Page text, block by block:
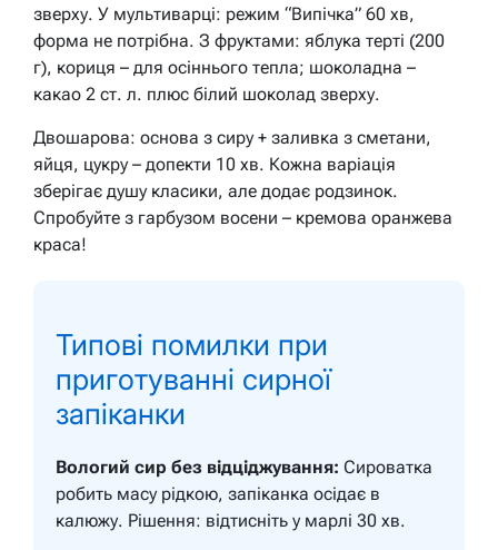
зверху. У мультиварці: режим “Випічка” 60 хв,
форма не потрібна. З фруктами: яблука терті (200
г), кориця – для осіннього тепла; шоколадна –
какао 2 ст. л. плюс білий шоколад зверху.
Двошарова: основа з сиру + заливка з сметани,
яйця, цукру – допекти 10 хв. Кожна варіація
зберігає душу класики, але додає родзинок.
Спробуйте з гарбузом восени – кремова оранжева
краса!
Типові помилки при
приготуванні сирної
запіканки
Вологий сир без відціджування: Сироватка
робить масу рідкою, запіканка осідає в
калюжу. Рішення: відтисніть у марлі 30 хв.